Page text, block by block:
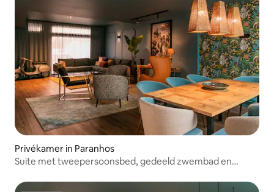
Privékamer in Paranhos
Suite met tweepersoonsbed, gedeeld zwembad en